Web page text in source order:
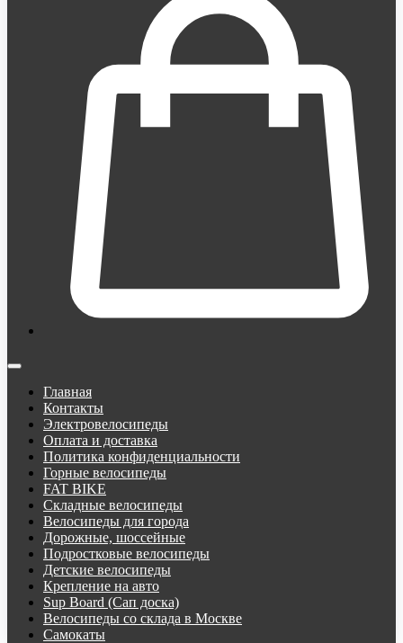
Главная
Контакты
Электровелосипеды
Оплата и доставка
Политика конфиденциальности
Горные велосипеды
FAT BIKE
Складные велосипеды
Велосипеды для города
Дорожные, шоссейные
Подростковые велосипеды
Детские велосипеды
Крепление на авто
Sup Board (Сап доска)
Велосипеды со склада в Москве
Самокаты